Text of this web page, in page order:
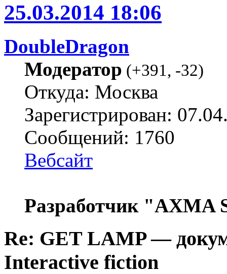
25.03.2014 18:06
DoubleDragon
Модератор (+391, -32)
Откуда: Москва
Зарегистрирован:
Сообщений: 1760
Вебсайт
Разработчик "AXMA
Re: GET LAMP —
Interactive fiction